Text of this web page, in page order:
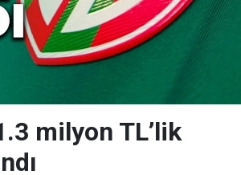
milyon TL’lik